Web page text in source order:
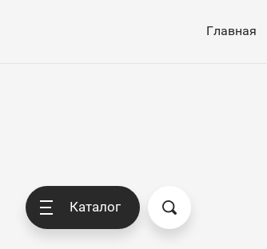
Главная
Каталог